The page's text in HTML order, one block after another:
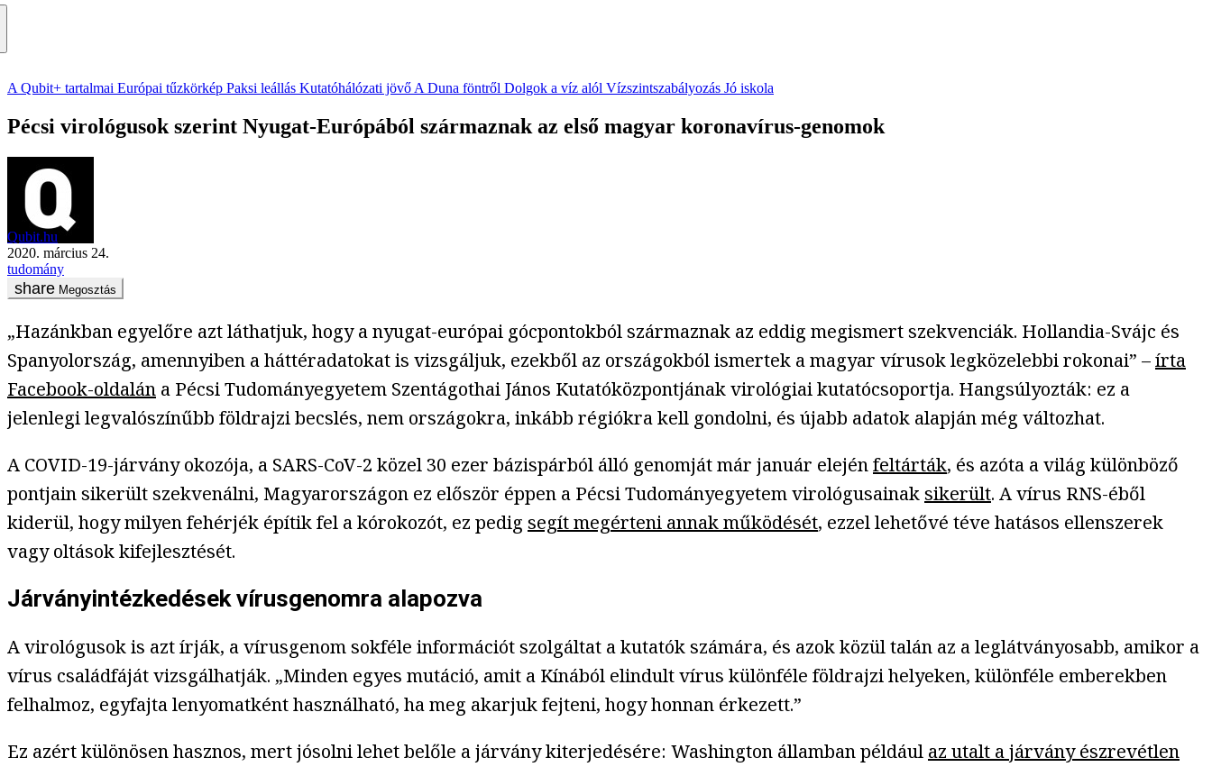
A Qubit+ tartalmai Európai tűzkörkép Paksi leállás Kutatóhálózati jövő A Duna föntről Dolgok a víz alól Vízszintszabályozás Jó iskola
Pécsi virológusok szerint Nyugat-Európából származnak az első magyar koronavírus-genomok
Qubit.hu
2020. március 24.
tudomány
Megosztás
„Hazánkban egyelőre azt láthatjuk, hogy a nyugat-európai gócpontokból származnak az eddig megismert szekvenciák. Hollandia-Svájc és
Spanyolország, amennyiben a háttéradatokat is vizsgáljuk, ezekből az országokból ismertek a magyar vírusok legközelebbi rokonai” –írta
Facebook-oldalán a Pécsi Tudományegyetem Szentágothai János Kutatóközpontjának virológiai kutatócsoportja. Hangsúlyozták: ez a
jelenlegi legvalószínűbb földrajzi becslés, nem országokra, inkább régiókra kell gondolni, és újabb adatok alapján még változhat.
A COVID-19-járvány okozója, a SARS-CoV-2 közel 30 ezer bázispárból álló genomját már január elejénfeltárták, és azóta a világ különböző
pontjain sikerült szekvenálni, Magyarországon ez először éppen a Pécsi Tudományegyetem virológusainaksikerült. A vírus RNS-éből
kiderül, hogy milyen fehérjék építik fel a kórokozót, ez pedig segít megérteni annak működését, ezzel lehetővé téve hatásos ellenszerek
vagy oltások kifejlesztését.
Járványintézkedések vírusgenomra alapozva
A virológusok is azt írják, a vírusgenom sokféle információt szolgáltat a kutatók számára, és azok közül talán az a leglátványosabb, amikor a
vírus családfáját vizsgálhatják. „Minden egyes mutáció, amit a Kínából elindult vírus különféle földrajzi helyeken, különféle emberekben
felhalmoz, egyfajta lenyomatként használható, ha meg akarjuk fejteni, hogy honnan érkezett.”
Ez azért különösen hasznos, mert jósolni lehet belőle a járvány kiterjedésére: Washington államban például az utalt a járvány észrevétlen